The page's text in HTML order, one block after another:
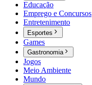
Educação
Emprego e Concursos
Entretenimento
Esportes
Games
Gastronomia
Jogos
Meio Ambiente
Mundo